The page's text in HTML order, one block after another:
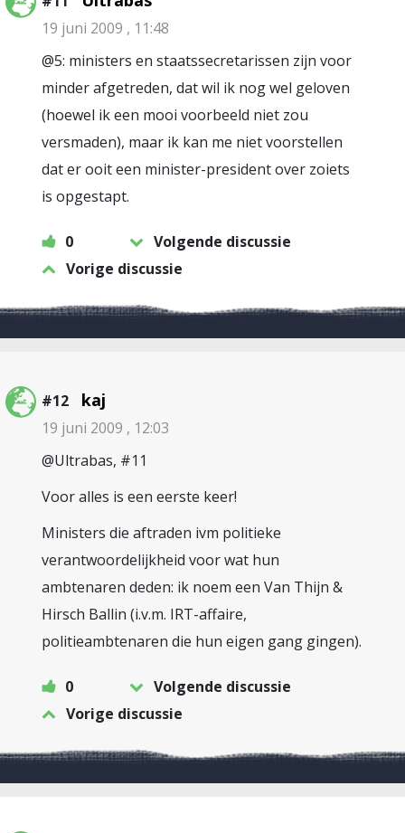
19 juni 2009 , 11:48
@5: ministers en staatssecretarissen zijn voor
minder afgetreden, dat wil ik nog wel geloven
(hoewel ik een mooi voorbeeld niet zou
versmaden), maar ik kan me niet voorstellen
dat er ooit een minister-president over zoiets
is opgestapt.
0
Volgende discussie
Vorige discussie
#12 kaj
19 juni 2009 , 12:03
@Ultrabas, #11
Voor alles is een eerste keer!
Ministers die aftraden ivm politieke
verantwoordelijkheid voor wat hun
ambtenaren deden: ik noem een Van Thijn &
Hirsch Ballin (i.v.m. IRT-affaire,
politieambtenaren die hun eigen gang gingen).
0
Volgende discussie
Vorige discussie